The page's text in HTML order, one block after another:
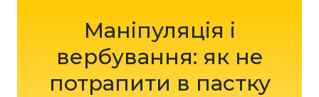
Маніпуляція і
вербування: як не
потрапити в пастку